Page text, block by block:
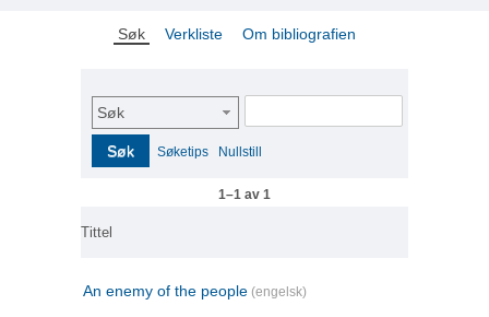
Søk Verkliste Om bibliografien
Søk
Søk Søketips Nullstill
1–1 av 1
Tittel
An enemy of the people (engelsk)